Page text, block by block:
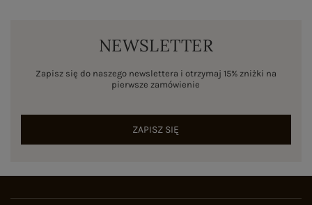
NEWSLETTER
Zapisz się do naszego newslettera i otrzymaj 15% zniżki na
pierwsze zamówienie
ZAPISZ SIĘ